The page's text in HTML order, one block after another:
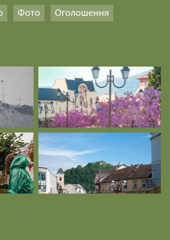
ДУМКИ /1467/ Майтеся файно
УВАЖНІ /1466/ Майтеся файно
ДАЛІ /1465/ Майтеся файно
Земля. Хроніка Карпатської України
Фото Оголошення